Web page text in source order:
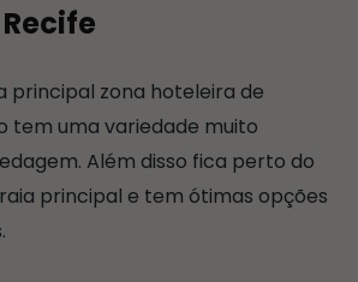
principal zona hoteleira de
tem uma variedade muito
Além disso fica perto do
principal e tem ótimas opções